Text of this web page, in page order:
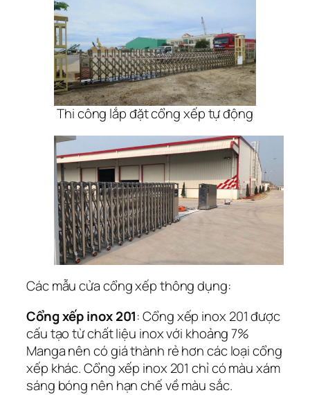
Thi công lắp đặt cổng xếp tự động
Các mẫu cửa cổng xếp thông dụng:
Cổng xếp inox 201: Cổng xếp inox 201 được
cấu tạo từ chất liệu inox với khoảng 7%
Manga nên có giá thành rẻ hơn các loại cổng
xếp khác. Cổng xếp inox 201 chỉ có màu xám
sáng bóng nên hạn chế về màu sắc.